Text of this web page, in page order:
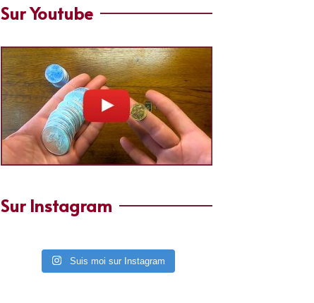
Sur Youtube
Sur Instagram
Suis moi sur Instagram